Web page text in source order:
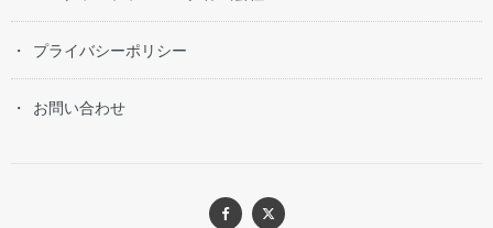
プライバシーポリシー
お問い合わせ